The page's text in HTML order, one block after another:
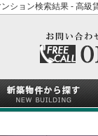
ンション検索結果 - 高